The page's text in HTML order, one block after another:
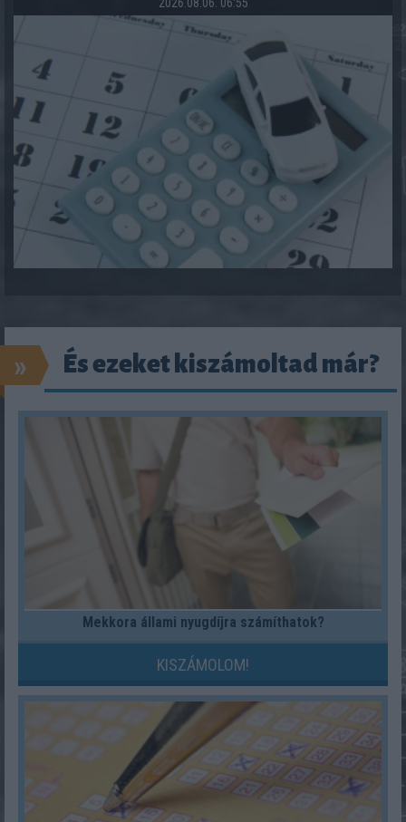
» És ezeket kiszámoltad már?
Mekkora állami nyugdíjra számíthatok?
KISZÁMOLOM!